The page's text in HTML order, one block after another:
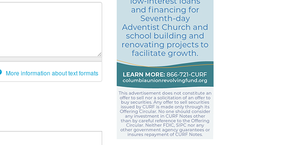
More information about text formats